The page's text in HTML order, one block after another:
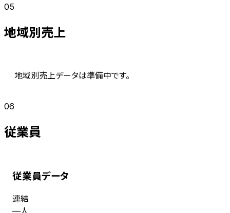
05
地域別売上
地域別売上データは準備中です。
06
従業員
従業員データ
連結
—人